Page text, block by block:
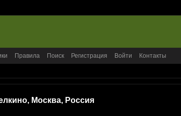
Правила Поиск Регистрация Войти Контакты
Москва, Россия